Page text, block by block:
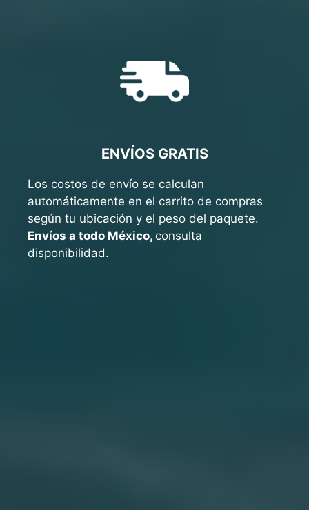
ENVÍOS GRATIS
Los costos de envío se calculan
automáticamente en el carrito de compras
según tu ubicación y el peso del paquete.
Envíos a todo México, consulta
disponibilidad.